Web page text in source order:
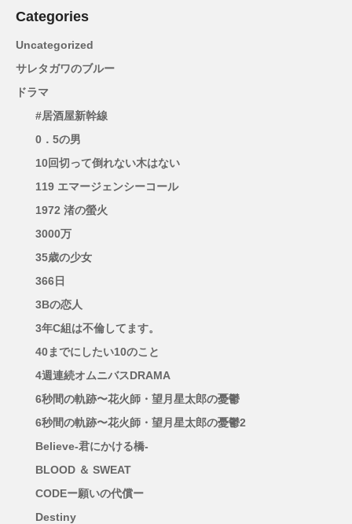
Categories
Uncategorized
サレタガワのブルー
ドラマ
#居酒屋新幹線
0．5の男
10回切って倒れない木はない
119 エマージェンシーコール
1972 渚の螢火
3000万
35歳の少女
366日
3Bの恋人
3年C組は不倫してます。
40までにしたい10のこと
4週連続オムニバスDRAMA
6秒間の軌跡〜花火師・望月星太郎の憂鬱
6秒間の軌跡〜花火師・望月星太郎の憂鬱2
Believe-君にかける橋-
BLOOD ＆ SWEAT
CODEー願いの代償ー
Destiny